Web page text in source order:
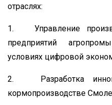
отраслях:
1. Управление
предприятий
условиях цифровой
2. Разработка
кормопроизводстве